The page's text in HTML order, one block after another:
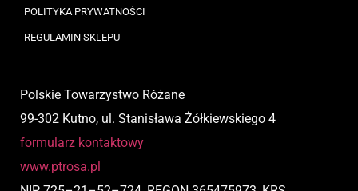
POLITYKA PRYWATNOŚCI
REGULAMIN SKLEPU
Polskie Towarzystwo Różane
99-302 Kutno, ul. Stanisława Żółkiewskiego 4
formularz kontaktowy
www.ptrosa.pl